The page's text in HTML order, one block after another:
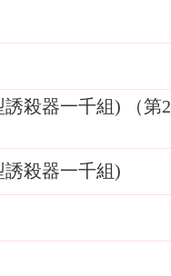
殺器一千組) （第2
殺器一千組)